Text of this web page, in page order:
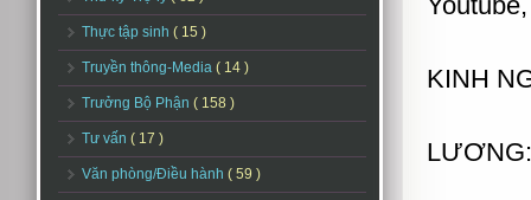
Thực tập sinh ( 15 )
Truyền thông-Media ( 14 )
Trưởng Bộ Phận ( 158 )
Tư vấn ( 17 )
Văn phòng/Điều hành ( 59 )
KINH